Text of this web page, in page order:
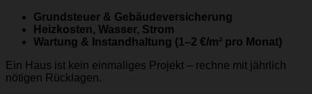
Grundsteuer & Gebäudeversicherung
Heizkosten, Wasser, Strom
Wartung & Instandhaltung (1–2 €/m² pro Monat)
Ein Haus ist kein einmaliges Projekt – rechne mit jährlich
nötigen Rücklagen.